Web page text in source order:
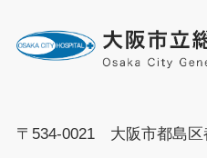
〒534-0021 大阪市都島区